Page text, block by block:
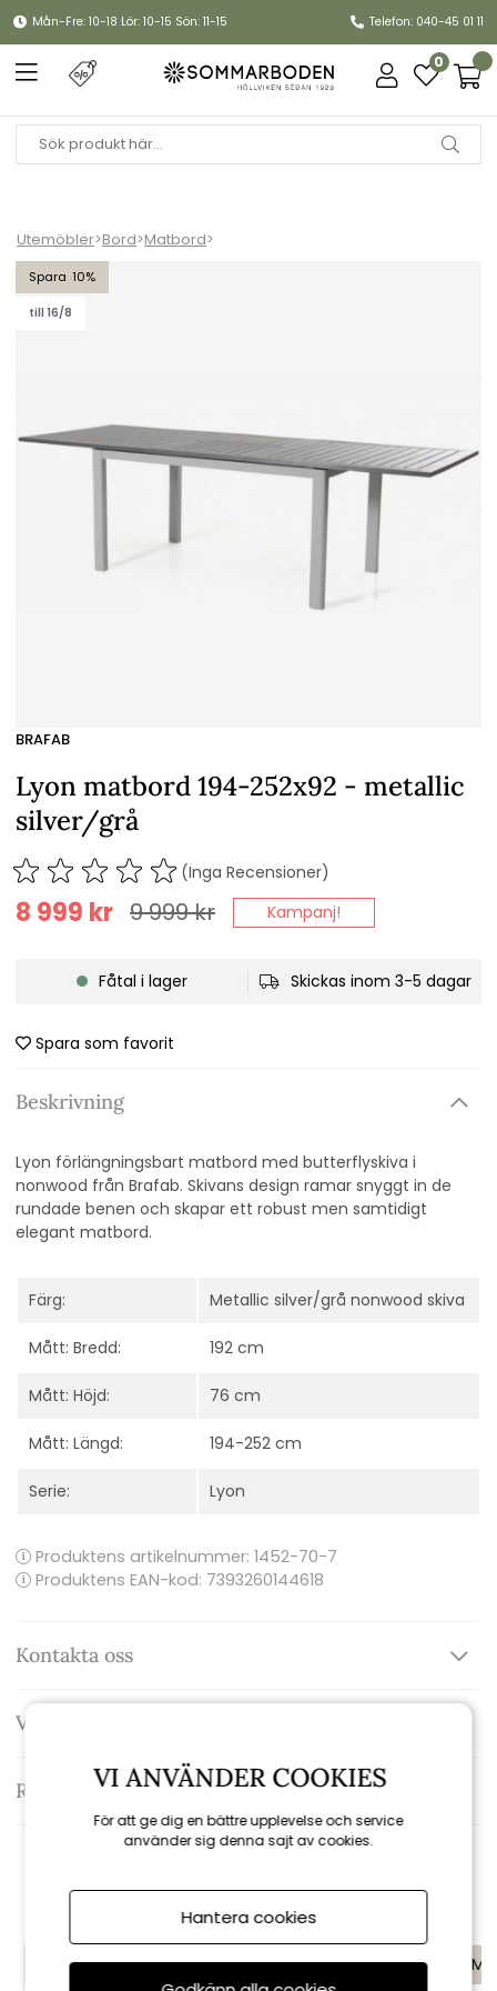
Mån-Fre: 10-18 Lör: 10-15 Sön: 11-15 Telefon: 040-45 01 11
0
Utemöbler>Bord>Matbord>
10
till 16/8
Lyon matbord 194-252x92 - metallic silver/grå
BRAFAB
Lyon matbord 194-252x92 - metallic
silver/grå
(Inga Recensioner)
9 999kr
8 999 kr Kampanj!
Fåtal i lager Skickas inom 3-5 dagar
Spara som favorit
Beskrivning
Lyon förlängningsbart matbord med butterflyskiva i
nonwood från Brafab. Skivans design ramar snyggt in de
rundade benen och skapar ett robust men samtidigt
elegant matbord.
Färg: Metallic silver/grå nonwood skiva
Mått: Bredd: 192 cm
Mått: Höjd: 76 cm
Mått: Längd: 194-252 cm
Serie: Lyon
Produktens artikelnummer: 1452-70-7
Produktens EAN-kod: 7393260144618
Kontakta oss
Varumärke: Brafab
Recensioner
KAMPANJ KAMPANJ
VI ANVÄNDER COOKIES
För att ge dig en bättre upplevelse och service
använder sig denna sajt av cookies.
Hantera cookies